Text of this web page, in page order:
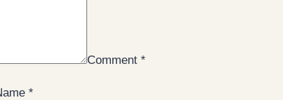
Comment *
*